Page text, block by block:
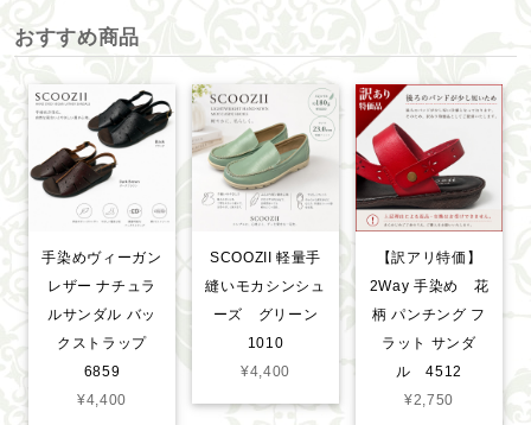
おすすめ商品
手染めヴィーガン
レザー ナチュラ
ルサンダル バッ
クストラップ
6859
¥4,400
SCOOZII 軽量手
縫いモカシンシュ
ーズ グリーン
1010
¥4,400
【訳アリ特価】
2Way 手染め 花
柄 パンチング フ
ラット サンダ
ル 4512
¥2,750